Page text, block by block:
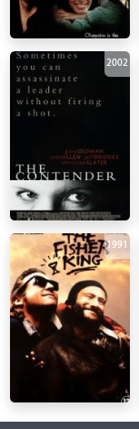
2002
1991